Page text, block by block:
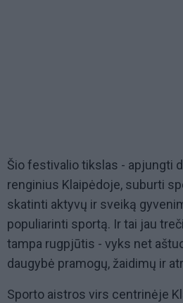
Šio festivalio tikslas - apjungti
renginius Klaipėdoje, suburti
skatinti aktyvų ir sveiką
populiarinti sportą. Ir tai jau
tampa rugpjūtis - vyks net
daugybė pramogų, žaidimų ir
Sporto aistros virs centrinėje